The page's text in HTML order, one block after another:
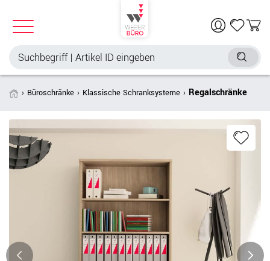
Büroschränke Klassische Schranksysteme Regalschränke